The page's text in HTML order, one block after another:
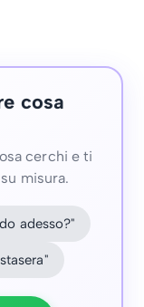
cosa
cerchi e ti
misura.
adesso?"